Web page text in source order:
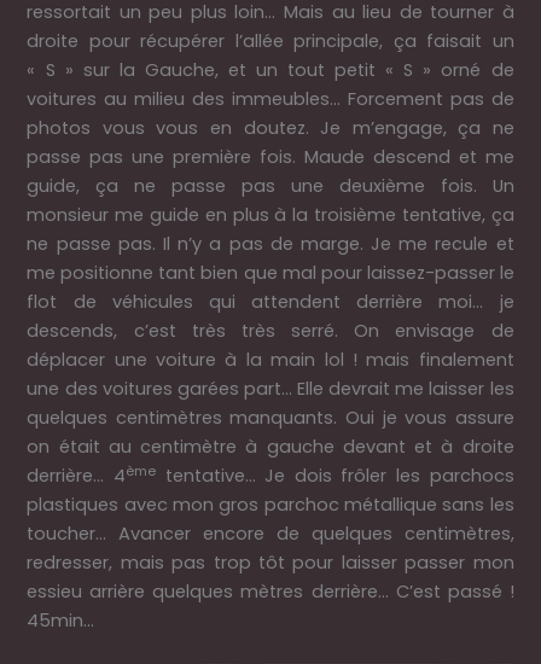
ressortait un peu plus loin… Mais au lieu de tourner à
droite pour récupérer l’allée principale, ça faisait un
« S » sur la Gauche, et un tout petit « S » orné de
voitures au milieu des immeubles… Forcement pas de
photos vous vous en doutez. Je m’engage, ça ne
passe pas une première fois. Maude descend et me
guide, ça ne passe pas une deuxième fois. Un
monsieur me guide en plus à la troisième tentative, ça
ne passe pas. Il n’y a pas de marge. Je me recule et
me positionne tant bien que mal pour laissez-passer le
flot de véhicules qui attendent derrière moi… je
descends, c’est très très serré. On envisage de
déplacer une voiture à la main lol ! mais finalement
une des voitures garées part… Elle devrait me laisser les
quelques centimètres manquants. Oui je vous assure
on était au centimètre à gauche devant et à droite
derrière… 4ème tentative… Je dois frôler les parchocs
plastiques avec mon gros parchoc métallique sans les
toucher… Avancer encore de quelques centimètres,
redresser, mais pas trop tôt pour laisser passer mon
essieu arrière quelques mètres derrière… C’est passé !
45min…